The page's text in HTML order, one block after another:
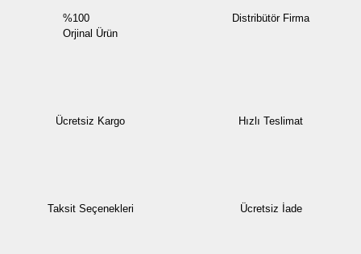
%100
Orjinal Ürün
Distribütör Firma
Ücretsiz Kargo Hızlı Teslimat
Taksit Seçenekleri Ücretsiz İade